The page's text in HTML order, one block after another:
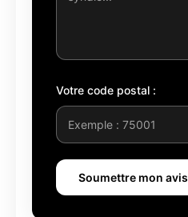
Votre code postal :
Soumettre mon avis